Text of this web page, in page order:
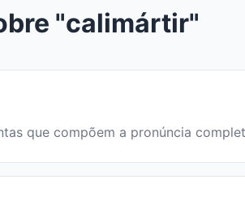
"calimártir"
que compõem a pronúncia